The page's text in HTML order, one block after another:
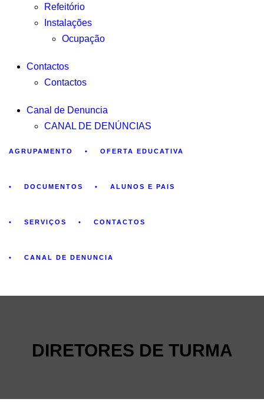
Refeitório
Instalações
Ocupação
Contactos
Contactos
Canal de Denuncia
CANAL DE DENÚNCIAS
AGRUPAMENTO OFERTA EDUCATIVA
DOCUMENTOS ALUNOS E PAIS
SERVIÇOS CONTACTOS
CANAL DE DENUNCIA
DIRETORES DE TURMA